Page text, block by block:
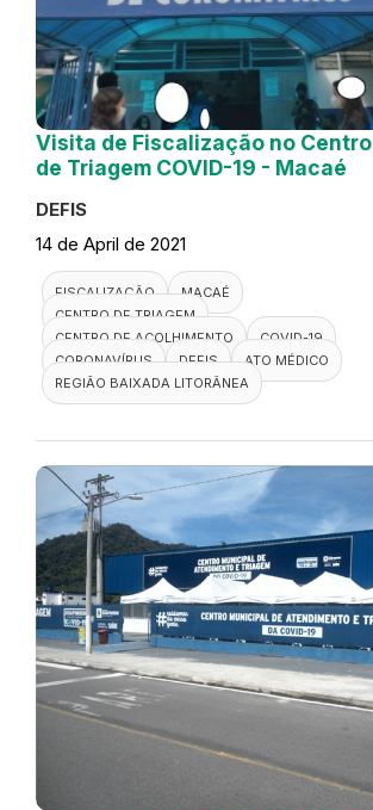
Visita de Fiscalização no Centro
de Triagem COVID-19 - Macaé
DEFIS
14 de April de 2021
FISCALIZAÇÃO
MACAÉ
CENTRO DE TRIAGEM
CENTRO DE ACOLHIMENTO
COVID-19
CORONAVÍRUS
DEFIS
ATO MÉDICO
REGIÃO BAIXADA LITORÂNEA